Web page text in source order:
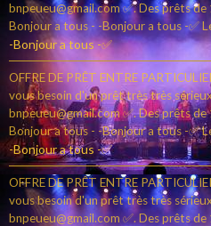
bnpeueu@gmail.com ✅. Des prêts
Bonjour a tous - -Bonjour a tous -✅
-Bonjour a tous -✅
OFFRE DE PRÊT ENTRE
vous besoin d'un prêt très très
bnpeueu@gmail.com ✅. Des prêts
Bonjour a tous - -Bonjour a tous -✅
-Bonjour a tous -✅
OFFRE DE PRÊT ENTRE
vous besoin d'un prêt très très
bnpeueu@gmail.com ✅. Des prêts